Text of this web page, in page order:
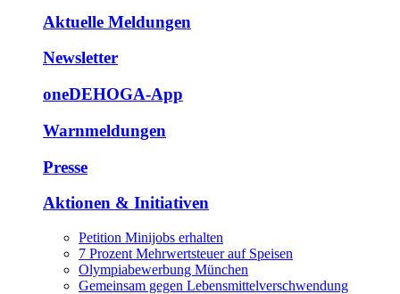
Aktuelle Meldungen
Newsletter
oneDEHOGA-App
Warnmeldungen
Presse
Aktionen & Initiativen
Petition Minijobs erhalten
7 Prozent Mehrwertsteuer auf Speisen
Olympiabewerbung München
Gemeinsam gegen Lebensmittelverschwendung